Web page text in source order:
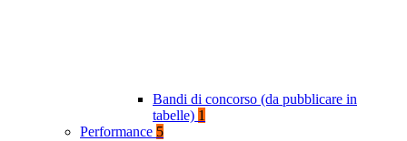
Bandi di concorso (da pubblicare in
tabelle) 1
Performance 5